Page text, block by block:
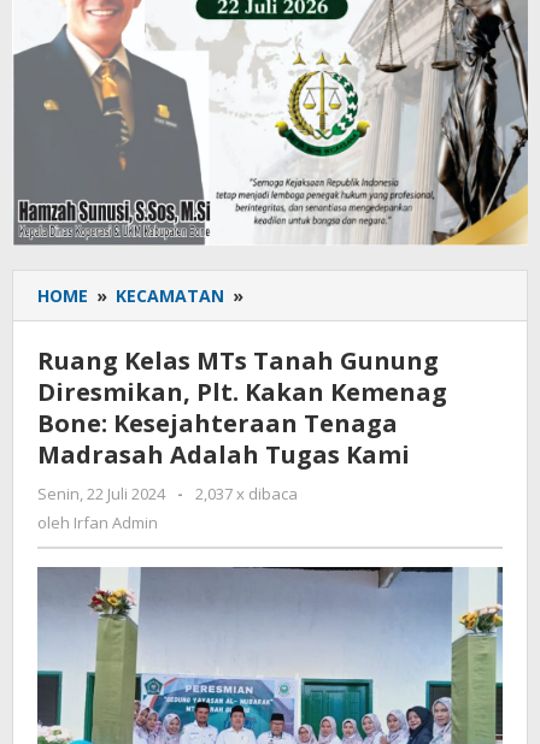
HOME » KECAMATAN »
Kelas
Tanah
Gunung
Diresmikan,
Plt.
Kakan
Kemenag
Kesejahteraan
Tenaga
Kami
Ruang Kelas MTs Tanah Gunung
Diresmikan, Plt. Kakan Kemenag
Bone: Kesejahteraan Tenaga
Madrasah Adalah Tugas Kami
Senin, 22 Juli 2024
oleh
-
2,037 x dibaca
oleh Irfan Admin